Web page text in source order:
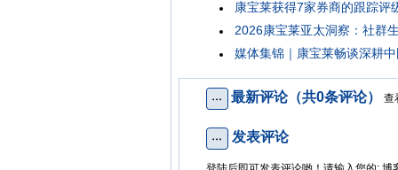
康宝莱获得7家券商的跟踪评
2026康宝莱亚太洞察：社群
媒体集锦｜康宝莱畅谈深耕
最新评论（共0条评论） 查
发表评论